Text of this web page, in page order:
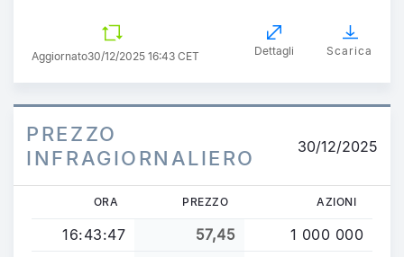
Aggiornato30/12/2025 16:43 CET Dettagli Scarica
PREZZO
INFRAGIORNALIERO
30/12/2025
ORA PREZZO AZIONI
16:43:47 57,45
1 000 000